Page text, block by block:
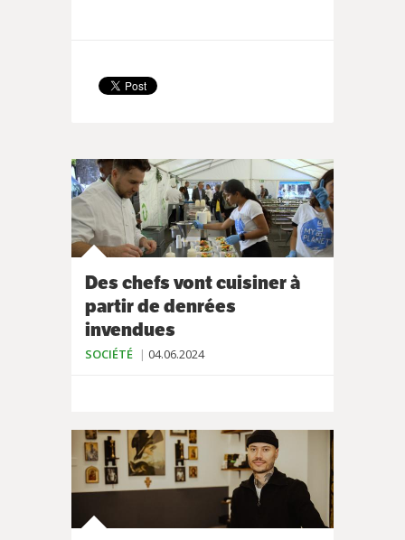
Des chefs vont cuisiner à
partir de denrées
invendues
SOCIÉTÉ 04.06.2024